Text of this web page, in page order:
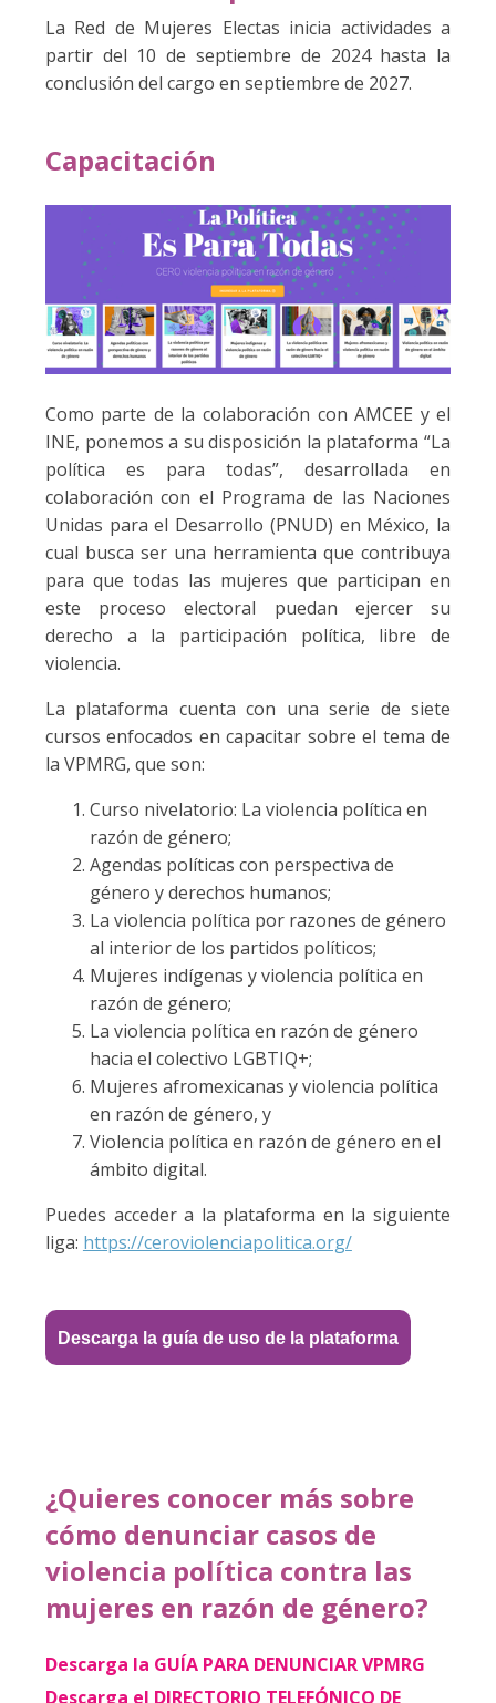
La Red de Mujeres Electas inicia actividades a
partir del 10 de septiembre de 2024 hasta la
conclusión del cargo en septiembre de 2027.
Capacitación
Como parte de la colaboración con AMCEE y el
INE, ponemos a su disposición la plataforma “La
política es para todas”, desarrollada en
colaboración con el Programa de las Naciones
Unidas para el Desarrollo (PNUD) en México, la
cual busca ser una herramienta que contribuya
para que todas las mujeres que participan en
este proceso electoral puedan ejercer su
derecho a la participación política, libre de
violencia.
La plataforma cuenta con una serie de siete
cursos enfocados en capacitar sobre el tema de
la VPMRG, que son:
Curso nivelatorio: La violencia política en
razón de género;
Agendas políticas con perspectiva de
género y derechos humanos;
La violencia política por razones de género
al interior de los partidos políticos;
Mujeres indígenas y violencia política en
razón de género;
La violencia política en razón de género
hacia el colectivo LGBTIQ+;
Mujeres afromexicanas y violencia política
en razón de género, y
Violencia política en razón de género en el
ámbito digital.
Puedes acceder a la plataforma en la siguiente
liga: https://ceroviolenciapolitica.org/
Descarga la guía de uso de la plataforma
¿Quieres conocer más sobre
cómo denunciar casos de
violencia política contra las
mujeres en razón de género?
Descarga la GUÍA PARA DENUNCIAR VPMRG
Descarga el DIRECTORIO TELEFÓNICO DE